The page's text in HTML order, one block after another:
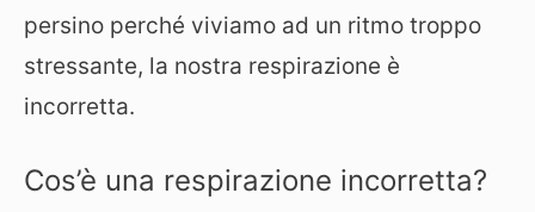
persino perché viviamo ad un ritmo troppo
stressante, la nostra respirazione è
incorretta.
Cos’è una respirazione incorretta?